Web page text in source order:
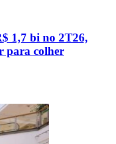
1,7 bi no 2T26,
para colher